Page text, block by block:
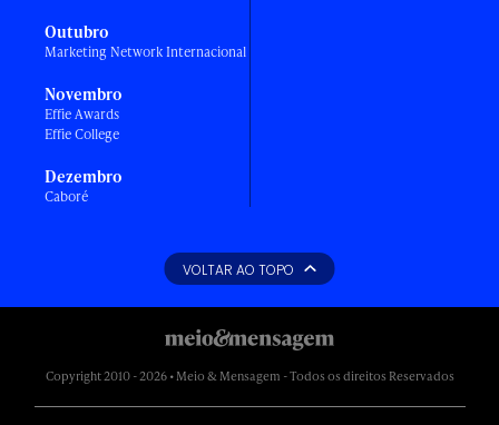
Outubro
Marketing Network Internacional
Novembro
Effie Awards
Effie College
Dezembro
Caboré
VOLTAR AO TOPO
Copyright 2010 - 2026 • Meio & Mensagem - Todos os direitos Reservados